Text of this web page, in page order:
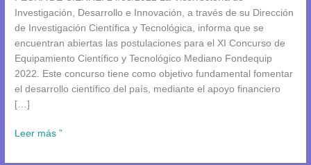
Investigación, Desarrollo e Innovación, a través de su Dirección
de Investigación Científica y Tecnológica, informa que se
encuentran abiertas las postulaciones para el XI Concurso de
Equipamiento Científico y Tecnológico Mediano Fondequip
2022. Este concurso tiene como objetivo fundamental fomentar
el desarrollo científico del país, mediante el apoyo financiero
[…]
Leer más ”